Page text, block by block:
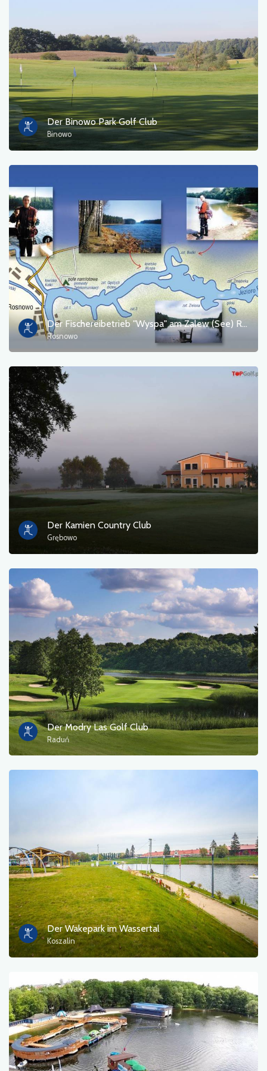
Der Binowo Park Golf Club
Binowo
Der Fischereibetrieb "Wyspa" am Zalew (See) Rosnowskie, Gemeinde Manowo
Rosnowo
Der Kamien Country Club
Grębowo
Der Modry Las Golf Club
Raduń
Der Wakepark im Wassertal
Koszalin
Sonstiges
sortieren nach
OK